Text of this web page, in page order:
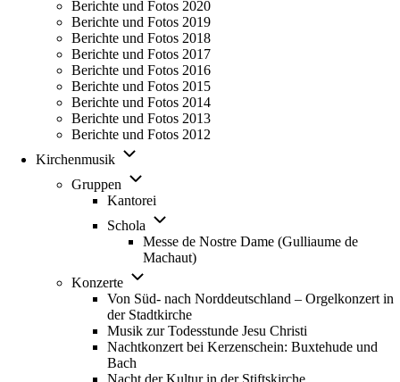
Berichte und Fotos 2020
Berichte und Fotos 2019
Berichte und Fotos 2018
Berichte und Fotos 2017
Berichte und Fotos 2016
Berichte und Fotos 2015
Berichte und Fotos 2014
Berichte und Fotos 2013
Berichte und Fotos 2012
Kirchenmusik
Unternavigation von Kirchenmusik
Gruppen
Unternavigation von Gruppen
Kantorei
Schola
Unternavigation von Schola
Messe de Nostre Dame (Gulliaume de
Machaut)
Konzerte
Unternavigation von Konzerte
Von Süd- nach Norddeutschland – Orgelkonzert in
der Stadtkirche
Musik zur Todesstunde Jesu Christi
Nachtkonzert bei Kerzenschein: Buxtehude und
Bach
Nacht der Kultur in der Stiftskirche